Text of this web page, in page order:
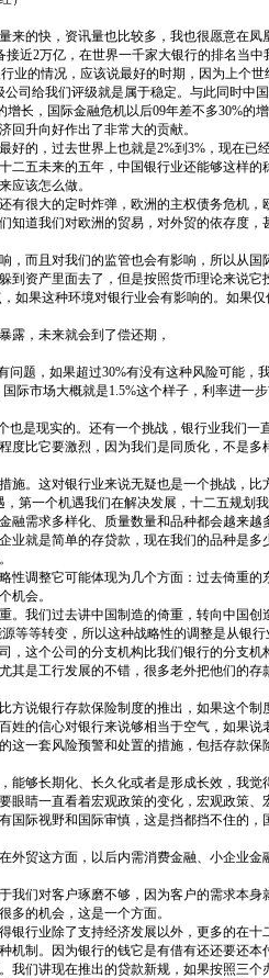
的快，资讯量也比较多，我也很愿意在
近2万亿，在世界一千家大银行的排名当中
业的情况，应该说最好的时期，因为上个
司给我们评级就是属于稳定。与此同时中
长，国际金融危机以后09年差不多30%的
升向好作出了非常大的贡献。
的，过去世界上也就是2%到3%，现在已
五未来的五年，中国银行业还能够这样
应该怎么做。
很大的定时炸弹，欧洲的主权债务危机
道我们对欧洲的贸易，对外贸的依存度
而且对我们的监管也会有影响，所以从国
资产里面去了，但是按照货币理论来说
如果这种环境对银行业会有影响的。如果
露，未来就会到了偿还期，
题，如果超过30%有没有这种风险可能，
市场大概就是1.5%这个样子，利率进一
是现实的。还有一个挑战，银行业我们
比它要激烈，因为我们是同质化，不是
。这对银行业来说无疑也是一个挑战，
第一个机遇我们在解决发展，十二五规划
需求多样化、质量数量和品种都会越来
就是简单的存贷款，现在我们的品种是
调整它可能体现为几个方面：过去倚重
机会。
我们过去讲中国制造的倚重，转向中国
等转变，所以这种战略性的调整是从银行
这个公司的分支机构比我们银行的分支
是工行发展的不错，很多老外把他们的存
说银行存款保险制度的推出，如果这个
的信心对银行来说够相当于空气，如果说
一套风险预警和处置的措施，包括存款
够长期化、长久化或者是形成长效，我
睛一直看着宏观政策的变化，宏观政策
际视野和国际审慎，这是挡都挡不住的
贸这方面，以后内需消费金融、小企业
们对客户琢磨不够，因为客户的需求本
的机会，这是一个方面。
行业除了支持经济发展以外，更多的在
制。因为银行的钱它是有借有还还要还
们讲现在推出的贷款新规，如果按照三